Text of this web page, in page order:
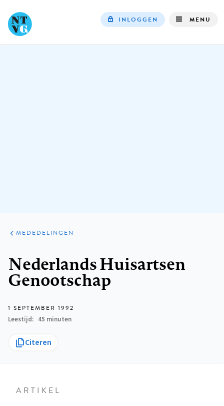
INLOGGEN MENU
ARTIKELEN
VARIA
MEDEDELINGEN
Nederlands Huisartsen
Genootschap
1 SEPTEMBER 1992
Leestijd
45 minuten
Citeren
ARTIKEL